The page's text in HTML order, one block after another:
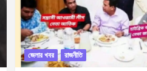
জেলার খবর রাজনীতি